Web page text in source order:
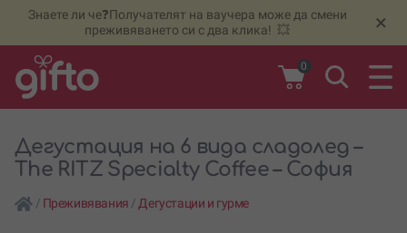
Знаете ли че❓Получателят на ваучера може да смени
преживяването си с два клика! 💥
×
0
Дегустация на 6 вида сладолед –
The RITZ Specialty Coffee – София
/ Преживявания / Дегустации и гурме